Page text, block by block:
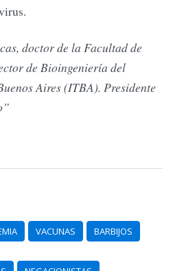
doctor de la Facultad de
de Bioingeniería del
Aires (ITBA). Presidente
VACUNAS BARBIJOS